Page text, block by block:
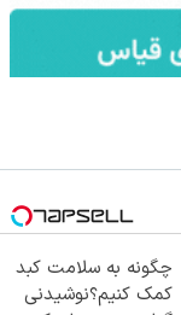
چگونه به سلامت کبد
کمک کنیم؟نوشیدنی